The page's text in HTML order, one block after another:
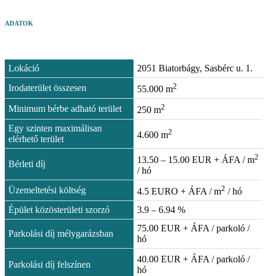
ADATOK
Lokáció
2051 Biatorbágy, Sasbérc u. 1.
Irodaterület összesen
55.000 m2
Minimum bérbe adható terület 250 m2
Egy szinten maximálisan
elérhető terület
4.600 m2
Bérleti díj 13.50 – 15.00 EUR + ÁFA / m2
/ hó
Üzemeltetési költség
4.5 EURO + ÁFA / m2 / hó
Épület közösterületi szorzó
3.9 – 6.94 %
Parkolási díj mélygarázsban
75.00 EUR + ÁFA / parkoló /
hó
Parkolási díj felszínen
40.00 EUR + ÁFA / parkoló /
hó